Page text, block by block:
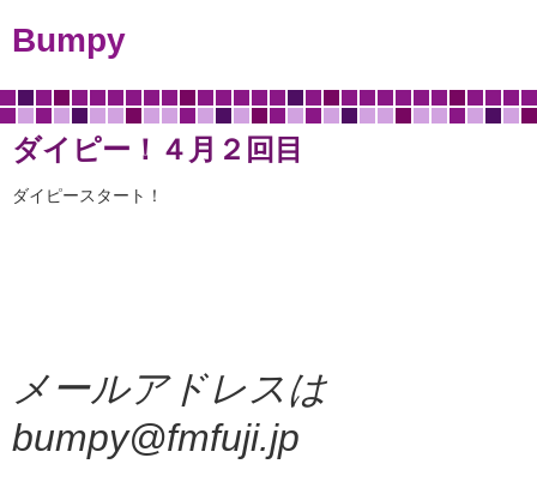
Bumpy
ダイピー！４月２回目
ダイピースタート！
メールアドレスは
bumpy@fmfuji.jp